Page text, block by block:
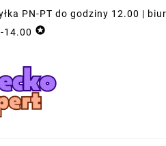
PN-PT do godziny 12.00 |
14.00 